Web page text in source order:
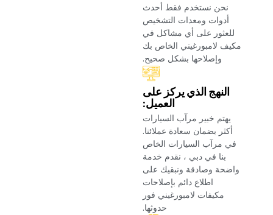
‏نحن نستخدم فقط أحدث
أدوات ومعدات التشخيص
للعثور على أي مشاكل في
مكيف لامبورغيني الخاص بك
وإصلاحها بشكل صحيح.‏
‏النهج الذي يركز على
العميل:‏
‏يهتم خبير مرآب السيارات
أكثر بضمان سعادة عملائنا.
في مرآب السيارات الخاص
بنا في دبي ، نقدم خدمة
واضحة وصادقة ونبقيك على
اطلاع دائم بإصلاحات
مكيفات لامبورغيني فور
حدوثها.‏